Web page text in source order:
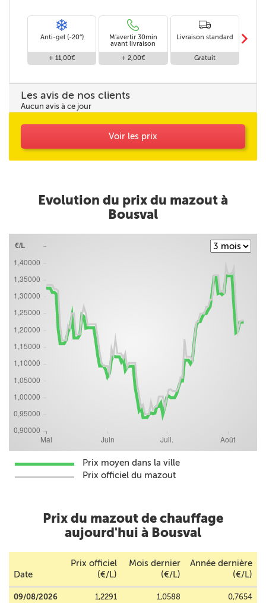
Anti-gel (-20°)
+ 11,00€
M'avertir 30min
avant livraison
+ 2,00€
Livraison standard
Gratuit
m
Les avis de nos clients
Aucun avis à ce jour
Voir les prix
Evolution du prix du mazout à
Bousval
Prix moyen dans la ville
Prix officiel du mazout
Prix du mazout de chauffage
aujourd'hui à Bousval
Date
Prix officiel
(€/L)
Mois dernier
(€/L)
Année dernière
(€/L)
09/08/2026 1,2291 1,0588 0,7654